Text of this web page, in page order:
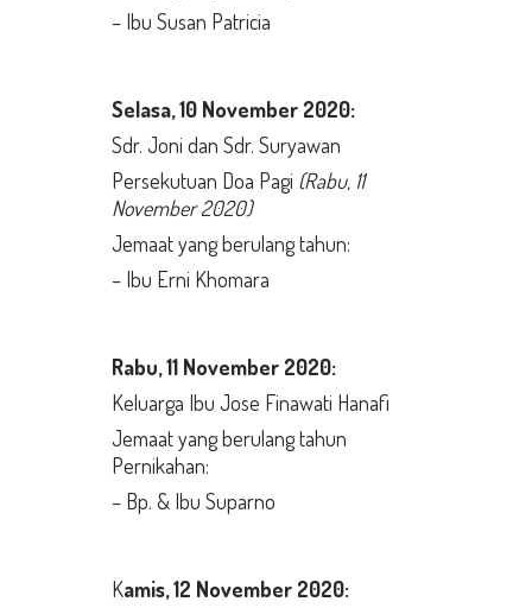
– Ibu Susan Patricia
Selasa,10 November 2020:
Sdr. Joni dan Sdr. Suryawan
Persekutuan Doa Pagi (Rabu, 11
November 2020)
Jemaat yang berulang tahun:
– Ibu Erni Khomara
Rabu,11 November 2020:
Keluarga Ibu Jose Finawati Hanafi
Jemaat yang berulang tahun
Pernikahan:
– Bp. & Ibu Suparno
Kamis,12 November 2020: